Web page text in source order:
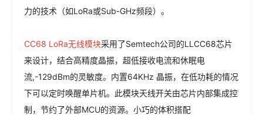
力的技术（如LoRa或Sub-GHz频段）。
CC68 LoRa无线模块采用了Semtech公司的LLCC68芯片
来设计，结合高精度晶振，超低接收电流和休眠电
流,-129dBm的灵敏度。内置64KHz 晶振，在低功耗的情况
下可以定时唤醒单片机。此模块天线开关由芯片内部集成控
制，节约了外部MCU的资源。小巧的体积搭配